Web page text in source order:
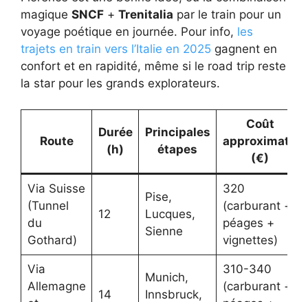
magique SNCF + Trenitalia par le train pour un
voyage poétique en journée. Pour info, les
trajets en train vers l’Italie en 2025 gagnent en
confort et en rapidité, même si le road trip reste
la star pour les grands explorateurs.
Route
Durée
(h)
Principales
étapes
Coût
approximatif
(€)
Via Suisse
(Tunnel
du
Gothard)
12
Pise,
Lucques,
Sienne
320
(carburant +
péages +
vignettes)
Via
Allemagne
14
Munich,
Innsbruck,
310-340
(carburant +